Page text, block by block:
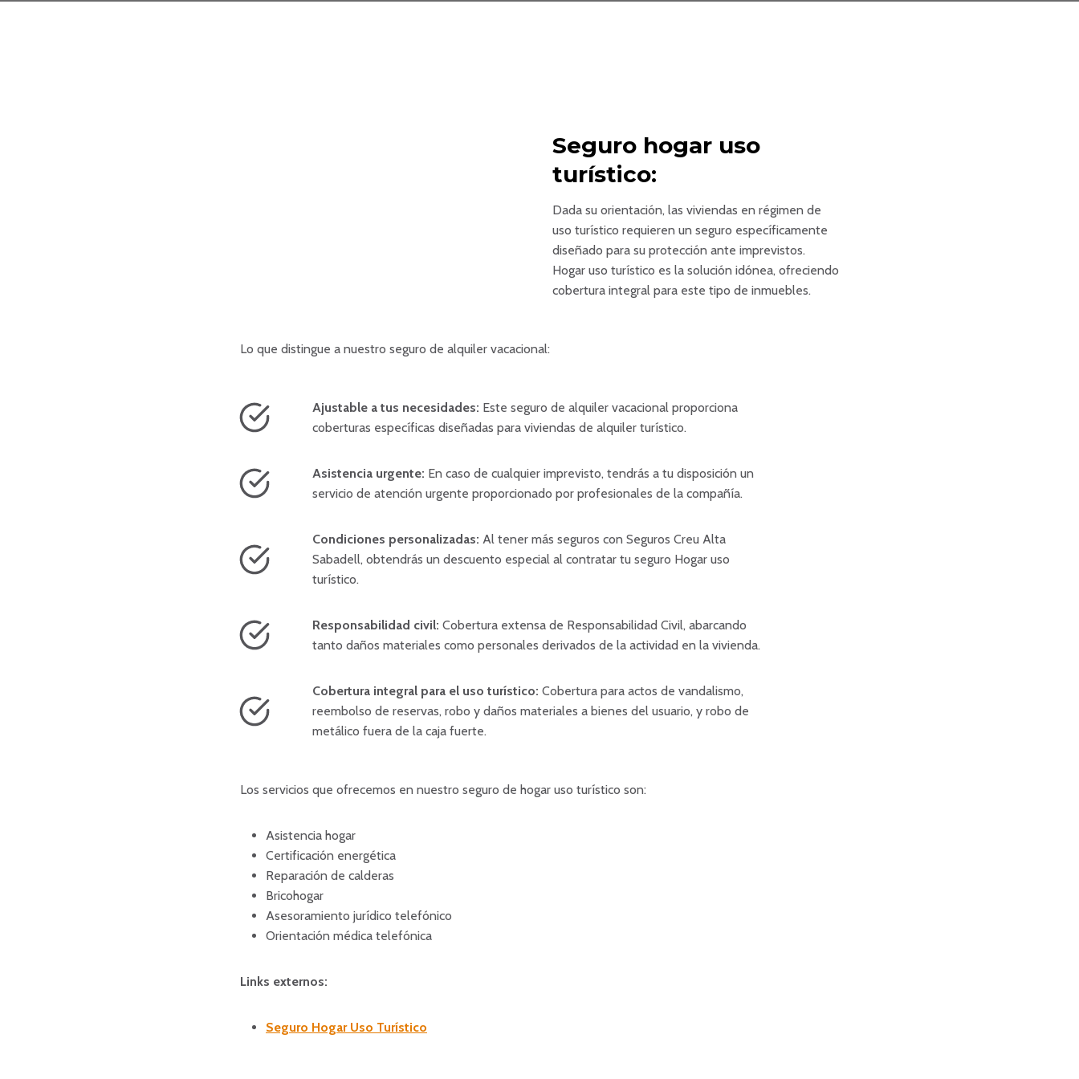
Seguro hogar uso
turístico:
Dada su orientación, las viviendas en régimen de
uso turístico requieren un seguro específicamente
diseñado para su protección ante imprevistos.
Hogar uso turístico es la solución idónea, ofreciendo
cobertura integral para este tipo de inmuebles.
Lo que distingue a nuestro seguro de alquiler vacacional:
Ajustable a tus necesidades: Este seguro de alquiler vacacional proporciona
coberturas específicas diseñadas para viviendas de alquiler turístico.
Asistencia urgente: En caso de cualquier imprevisto, tendrás a tu disposición un
servicio de atención urgente proporcionado por profesionales de la compañía.
Condiciones personalizadas: Al tener más seguros con Seguros Creu Alta
Sabadell, obtendrás un descuento especial al contratar tu seguro Hogar uso
turístico.
Responsabilidad civil: Cobertura extensa de Responsabilidad Civil, abarcando
tanto daños materiales como personales derivados de la actividad en la vivienda.
Cobertura integral para el uso turístico: Cobertura para actos de vandalismo,
reembolso de reservas, robo y daños materiales a bienes del usuario, y robo de
metálico fuera de la caja fuerte.
Los servicios que ofrecemos en nuestro seguro de hogar uso turístico son:
Asistencia hogar
Certificación energética
Reparación de calderas
Bricohogar
Asesoramiento jurídico telefónico
Orientación médica telefónica
Links externos:
Seguro Hogar Uso Turístico